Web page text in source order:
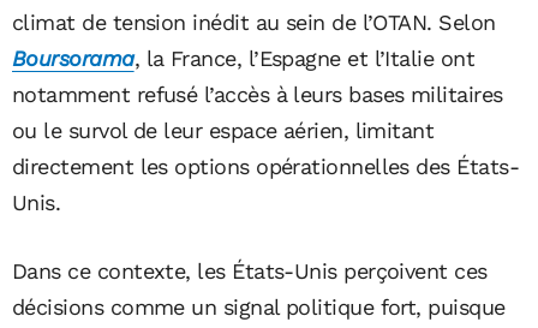
climat de tension inédit au sein de l’OTAN. Selon
Boursorama, la France, l’Espagne et l’Italie ont
notamment refusé l’accès à leurs bases militaires
ou le survol de leur espace aérien, limitant
directement les options opérationnelles des États-
Unis.
Dans ce contexte, les États-Unis perçoivent ces
décisions comme un signal politique fort, puisque